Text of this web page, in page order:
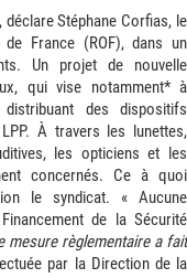
déclare Stéphane Corfias, le
France (ROF), dans un
Un projet de nouvelle
qui vise notamment* à
des dispositifs
À travers les lunettes,
les opticiens et les
concernés. Ce à quoi
le syndicat. « Aucune
de la Sécurité
mesure règlementaire a fait
par la Direction de la